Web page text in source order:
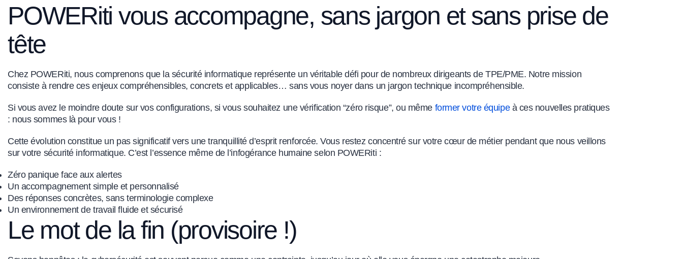
POWERiti vous accompagne, sans jargon et sans prise de
tête
Chez POWERiti, nous comprenons que la sécurité informatique représente un véritable défi pour de nombreux dirigeants de TPE/PME. Notre mission
consiste à rendre ces enjeux compréhensibles, concrets et applicables… sans vous noyer dans un jargon technique incompréhensible.
Si vous avez le moindre doute sur vos configurations, si vous souhaitez une vérification “zéro risque”, ou même former votre équipeà ces nouvelles pratiques
: nous sommes là pour vous !
Cette évolution constitue un pas significatif vers une tranquillité d’esprit renforcée. Vous restez concentré sur votre cœur de métier pendant que nous veillons
sur votre sécurité informatique. C’est l’essence même de l’infogérance humaine selon POWERiti :
Zéro panique face aux alertes
Un accompagnement simple et personnalisé
Des réponses concrètes, sans terminologie complexe
Un environnement de travail fluide et sécurisé
Le mot de la fin (provisoire !)